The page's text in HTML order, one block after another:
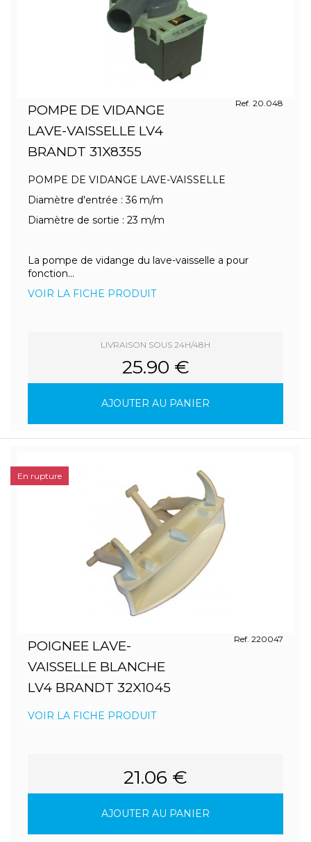
POMPE DE VIDANGE
LAVE-VAISSELLE LV4
BRANDT 31X8355
Ref. 20.048
POMPE DE VIDANGE LAVE-VAISSELLE
Diamètre d'entrée : 36 m/m
Diamètre de sortie : 23 m/m
La pompe de vidange du lave-vaisselle a pour
fonction...
VOIR LA FICHE PRODUIT
LIVRAISON SOUS 24H/48H
25.90 €
AJOUTER AU PANIER
POIGNEE LAVE-
VAISSELLE BLANCHE
LV4 BRANDT 32X1045
Ref. 220047
VOIR LA FICHE PRODUIT
21.06 €
AJOUTER AU PANIER
En rupture